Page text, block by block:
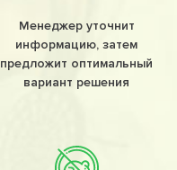
Менеджер уточнит
информацию, затем
предложит оптимальный
вариант решения